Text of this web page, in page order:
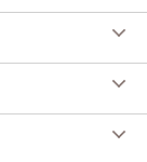
ーノを！
＆Ａ」 （ＳＬＣ